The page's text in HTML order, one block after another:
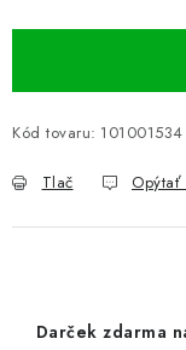
Kód tovaru: 101001534
Tlač Opýtať
Darček zdarma